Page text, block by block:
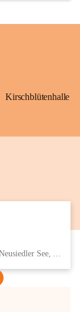
Kirschblütenhalle
Eisenstädter Straße 18, 7091 Breitenbrunn am Neusiedler See, AUT